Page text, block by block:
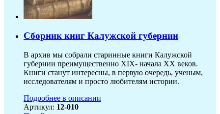
Сборник книг Калужской губернии
В архив мы собрали старинные книги Калужской
губернии преимущественно XIX- начала ХХ веков.
Книги станут интересны, в первую очередь, ученым,
исследователям и просто любителям истории.
Подробнее в описании
Артикул: 12-010